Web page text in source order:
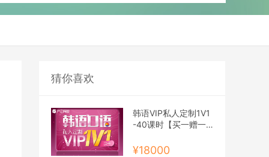
猜你喜欢
韩语VIP私人定制1V1
-40课时【买一赠一
¥18000